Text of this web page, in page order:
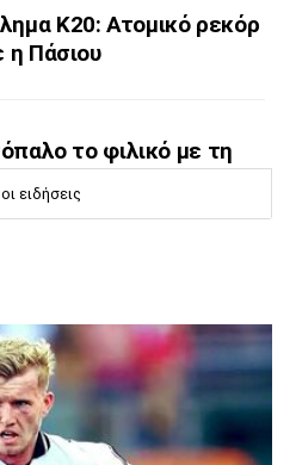
Κ20: Ατομικό ρεκόρ
η Πάσιου
το φιλικό με τη
η Σεντ Μίρεν, πρώτη
Παιδί 4 ετών πνίγηκε
ειδήσεις